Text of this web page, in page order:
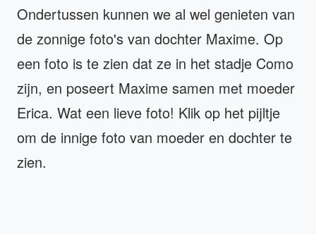
Ondertussen kunnen we al wel genieten van
de zonnige foto's van dochter Maxime. Op
een foto is te zien dat ze in het stadje Como
zijn, en poseert Maxime samen met moeder
Erica. Wat een lieve foto! Klik op het pijltje
om de innige foto van moeder en dochter te
zien.